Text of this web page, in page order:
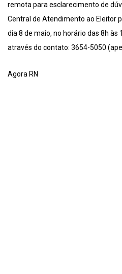
remota para esclarecimento de
Central de Atendimento ao Eleitor
dia 8 de maio, no horário das 8h
através do contato: 3654-5050
Agora RN